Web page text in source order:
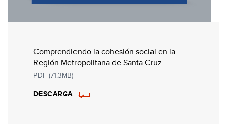
Comprendiendo la cohesión social en la
Región Metropolitana de Santa Cruz
PDF (71.3MB)
DESCARGA